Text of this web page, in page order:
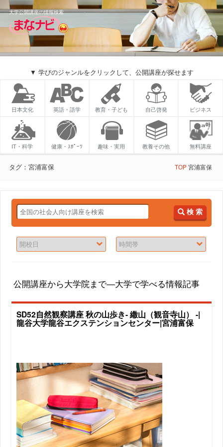
大学公開講座の情報検索
▼ 学びのジャンルをクリックして、公開講座が探せます
日本文化 英語・語学 教育・子ども 自己啓発 ビジネス
IT・科学 健康・ｽﾎﾟｰﾂ 趣味・実用 教養その他 無料講座
タグ：宮浦富保 TOP宮浦富保
検 索
公開講座から大学院まで―大学で学べる情報記事
SD52自然観察講座 秋の山歩き- 繖山（観音寺山） -|
龍谷大学龍谷エクステンションセンター|宮浦富保